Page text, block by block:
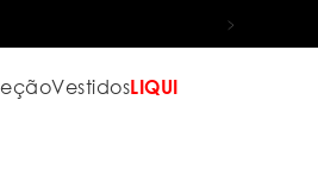
VestidosLIQUI